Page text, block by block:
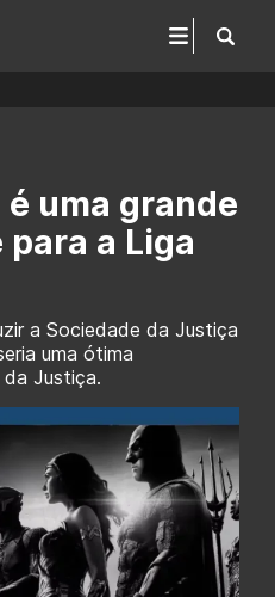
uma grande
a Liga
a Sociedade da Justiça
uma ótima
Justiça.